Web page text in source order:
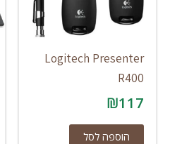
Logitech
₪
הוספה לסל
3Y